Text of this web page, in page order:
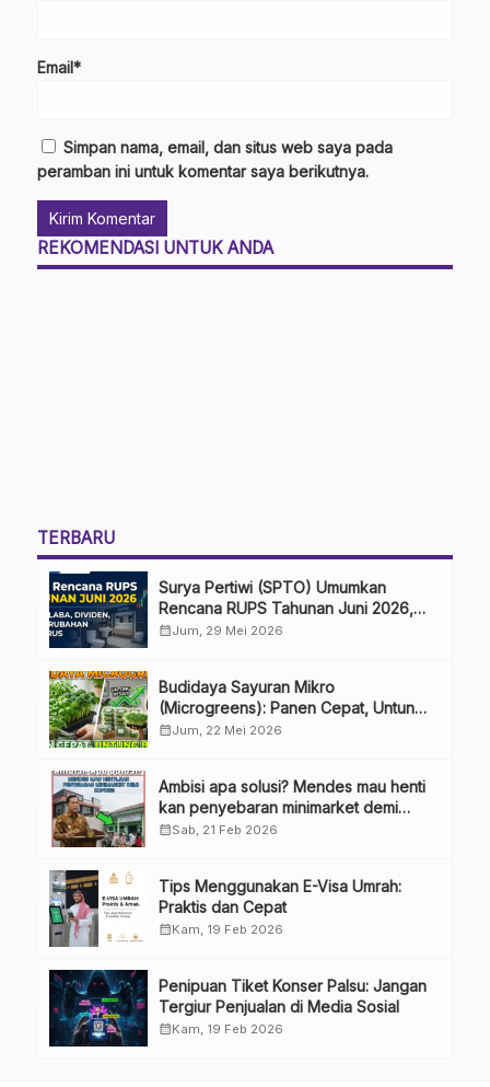
Email*
Simpan nama, email, dan situs web saya pada
peramban ini untuk komentar saya berikutnya.
REKOMENDASI UNTUK ANDA
TERBARU
Surya Pertiwi (SPTO) Umumkan
Rencana RUPS Tahunan Juni 2026,
Bahas Penggunaan Laba Hingga
calendar_monthJum, 29 Mei 2026
Budidaya Sayuran Mikro
(Microgreens): Panen Cepat, Untung
Besar
calendar_monthJum, 22 Mei 2026
Ambisi apa solusi? Mendes mau henti
kan penyebaran minimarket demi
kopdes.
calendar_monthSab, 21 Feb 2026
Tips Menggunakan E-Visa Umrah:
Praktis dan Cepat
calendar_monthKam, 19 Feb 2026
Penipuan Tiket Konser Palsu: Jangan
Tergiur Penjualan di Media Sosial
calendar_monthKam, 19 Feb 2026